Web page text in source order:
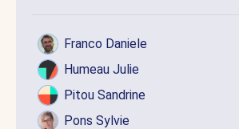
Franco Daniele
Humeau Julie
Pitou Sandrine
Pons Sylvie